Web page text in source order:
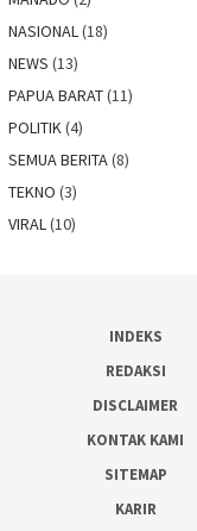
NASIONAL(18)
NEWS (13)
PAPUA BARAT(11)
POLITIK(4)
SEMUA BERITA(8)
TEKNO (3)
VIRAL(10)
INDEKS
REDAKSI
DISCLAIMER
KONTAK KAMI
SITEMAP
KARIR